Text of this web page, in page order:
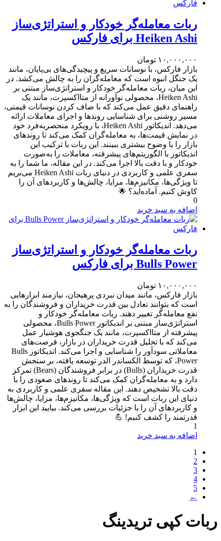
ربات معامله‌گر خودکار و استراتژی‌ساز
Heiken Ashi برای فارکس
۱۰,۰۰۰,۰۰۰ تومان
بازار فارکس، با نوسانات سریع و پیچیدگی‌های بی‌پایان، مانند
یک جنگل انبوه است که معامله‌گران را به چالش می‌کشد. در
این میان، ربات معامله‌گر خودکار و استراتژی‌ساز مبتنی بر
Heiken Ashi، محصولی نوآورانه از متااکسپرت، مانند یک
راهنمای دقیق عمل می‌کند که با صاف کردن نوسانات قیمتی،
مسیر روشنی برای شناسایی روندها و اجرای معاملات ارائه
می‌دهد. اندیکاتور Heiken Ashi، با رویکرد منحصربه‌فرد خود
در نمایش قیمت‌ها، به معامله‌گران کمک می‌کند تا روندهای
بازار را با وضوح بیشتری ببینند. این ربات با ترکیب این
اندیکاتور با الگوریتم‌های پیشرفته، معاملات را به‌صورت
خودکار و با دقت بالا اجرا می‌کند. در این مقاله، ما شما را به
سفری علمی و کاربردی در دنیای ربات Heiken Ashi می‌بریم
تا ویژگی‌ها، مکانیزم‌ها، مزایا، چالش‌ها و کاربردهای آن را
کاوش کنیم. آماده‌اید؟ 🌟
0
اضافه به سبد خرید
ربات معامله‌گر خودکار و استراتژی‌ساز
Bulls Power برای فارکس
۱۰,۰۰۰,۰۰۰ تومان
بازار فارکس، مانند میدان نبردی پرهیجان، نیازمند ابزارهایی
است که بتوانند تعادل بین قدرت خریداران و فروشندگان را به
نفع معامله‌گر تغییر دهند. ربات معامله‌گر خودکار و
استراتژی‌ساز مبتنی بر اندیکاتور Bulls Power، محصولی
پیشرفته از متااکسپرت، مانند یک جنگجوی هوشیار عمل
می‌کند که با تحلیل قدرت خریداران در بازار، فرصت‌های
معاملاتی سودآور را شناسایی و اجرا می‌کند. اندیکاتور Bulls
Power، که توسط الکساندر الدر توسعه یافته، بر سنجش
قدرت خریداران (Bulls) در برابر فروشندگان (Bears) تمرکز
دارد و به معامله‌گران کمک می‌کند تا روندهای صعودی را با
دقت بالا تشخیص دهند. این مقاله سفری علمی و کاربردی به
دنیای این ربات است که ویژگی‌ها، مکانیزم‌ها، مزایا، چالش‌ها
و کاربردهای آن را با جزئیات بررسی می‌کند. بیایید این ابزار
قدرتمند را کشف کنیم! 💪
1
اضافه به سبد خرید
1
2
3
4
5
←
ربات کپی تریدینگ